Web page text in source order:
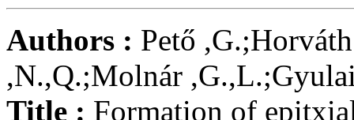
Authors : Pető
,N.,Q.;Molnár
Title : Formation of